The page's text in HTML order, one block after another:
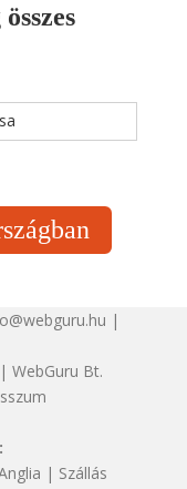
|
WebGuru Bt.
| Szállás